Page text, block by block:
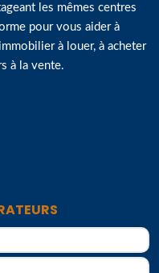
les mêmes centres
pour vous aider à
à louer, à acheter
à la vente.